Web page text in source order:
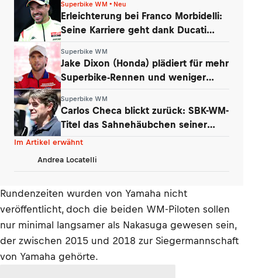
Superbike WM • Neu
Erleichterung bei Franco Morbidelli:
Seine Karriere geht dank Ducati
Superbike WM
Jake Dixon (Honda) plädiert für mehr
Superbike-Rennen und weniger
Superbike WM
Carlos Checa blickt zurück: SBK-WM-
Titel das Sahnehäubchen seiner
Karriere
Im Artikel erwähnt
Andrea Locatelli
Rundenzeiten wurden von Yamaha nicht
veröffentlicht, doch die beiden WM-Piloten sollen
nur minimal langsamer als Nakasuga gewesen sein,
der zwischen 2015 und 2018 zur Siegermannschaft
von Yamaha gehörte.